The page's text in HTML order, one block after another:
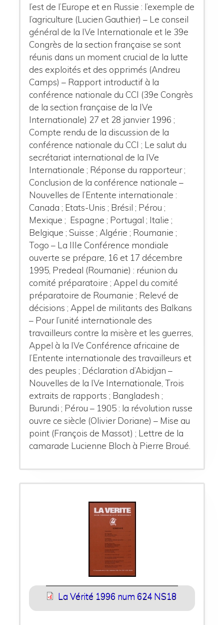
l’est de l’Europe et en Russie : l’exemple de
l’agriculture (Lucien Gauthier) – Le conseil
général de la IVe Internationale et le 39e
Congrès de la section française se sont
réunis dans un moment crucial de la lutte
des exploités et des opprimés (Andreu
Camps) – Rapport introductif à la
conférence nationale du CCI (39e Congrès
de la section française de la IVe
Internationale) 27 et 28 janvier 1996 ;
Compte rendu de la discussion de la
conférence nationale du CCI ; Le salut du
secrétariat international de la IVe
Internationale ; Réponse du rapporteur ;
Conclusion de la conférence nationale –
Nouvelles de l’Entente internationale :
Canada ; Etats-Unis ; Brésil ; Pérou ;
Mexique ; Espagne ; Portugal ; Italie ;
Belgique ; Suisse ; Algérie ; Roumanie ;
Togo – La IIIe Conférence mondiale
ouverte se prépare, 16 et 17 décembre
1995, Predeal (Roumanie) : réunion du
comité préparatoire ; Appel du comité
préparatoire de Roumanie ; Relevé de
décisions ; Appel de militants des Balkans
– Pour l’unité internationale des
travailleurs contre la misère et les guerres,
Appel à la IVe Conférence africaine de
l’Entente internationale des travailleurs et
des peuples ; Déclaration d’Abidjan –
Nouvelles de la IVe Internationale, Trois
extraits de rapports ; Bangladesh ;
Burundi ; Pérou – 1905 : la révolution russe
ouvre ce siècle (Olivier Doriane) – Mise au
point (François de Massot) ; Lettre de la
camarade Lucienne Bloch à Pierre Broué.
La Vérité 1996 num 624 NS18